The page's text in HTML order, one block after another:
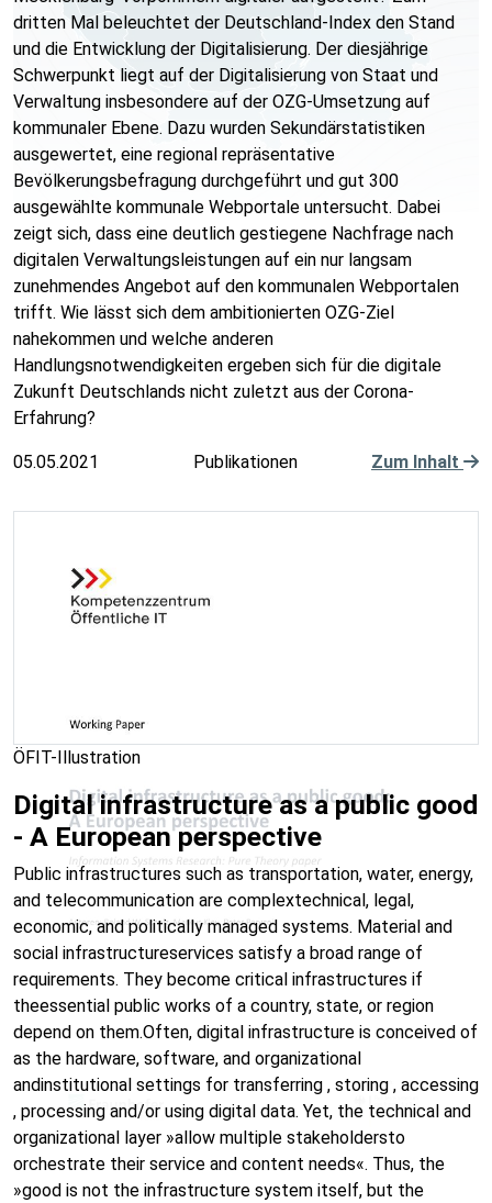
dritten Mal beleuchtet der Deutschland-Index den Stand
und die Entwicklung der Digitalisierung. Der diesjährige
Schwerpunkt liegt auf der Digitalisierung von Staat und
Verwaltung insbesondere auf der OZG-Umsetzung auf
kommunaler Ebene. Dazu wurden Sekundärstatistiken
ausgewertet, eine regional repräsentative
Bevölkerungsbefragung durchgeführt und gut 300
ausgewählte kommunale Webportale untersucht. Dabei
zeigt sich, dass eine deutlich gestiegene Nachfrage nach
digitalen Verwaltungsleistungen auf ein nur langsam
zunehmendes Angebot auf den kommunalen Webportalen
trifft. Wie lässt sich dem ambitionierten OZG-Ziel
nahekommen und welche anderen
Handlungsnotwendigkeiten ergeben sich für die digitale
Zukunft Deutschlands nicht zuletzt aus der Corona-
Erfahrung?
05.05.2021 Publikationen Zum Inhalt
ÖFIT-Illustration
Digital infrastructure as a public good
- A European perspective
Public infrastructures such as transportation, water, energy,
and telecommunication are complextechnical, legal,
economic, and politically managed systems. Material and
social infrastructureservices satisfy a broad range of
requirements. They become critical infrastructures if
theessential public works of a country, state, or region
depend on them.Often, digital infrastructure is conceived of
as the hardware, software, and organizational
andinstitutional settings for transferring , storing , accessing
, processing and/or using digital data. Yet, the technical and
organizational layer »allow multiple stakeholdersto
orchestrate their service and content needs«. Thus, the
»good is not the infrastructure system itself, but the